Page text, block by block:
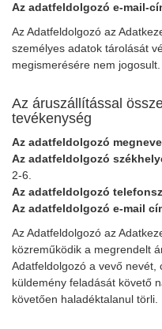
Az adatfeldolgozó e-mail-
Az Adatfeldolgozó az
személyes adatok tárolását
megismerésére nem jogosult.
Az áruszállítással
tevékenység
Az adatfeldolgozó
Az adatfeldolgozó
2-6.
Az adatfeldolgozó
Az adatfeldolgozó e-mail
Az Adatfeldolgozó az
közreműködik a megrendelt
Adatfeldolgozó a vevő
küldemény feladását követő
követően haladéktalanul törli.